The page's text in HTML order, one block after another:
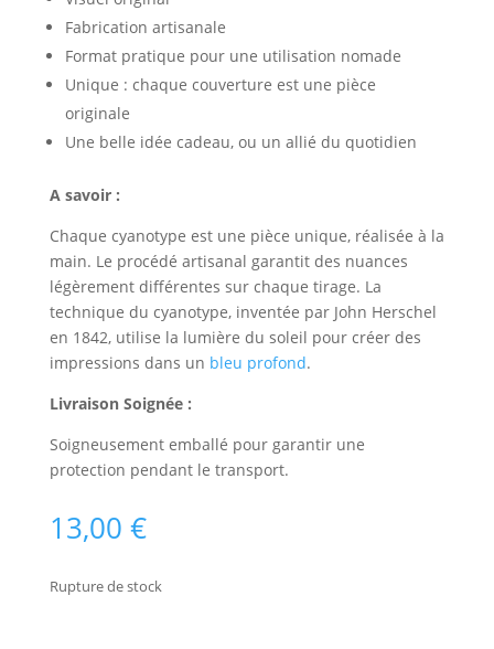
Fabrication artisanale
Format pratique pour une utilisation nomade
Unique : chaque couverture est une pièce
originale
Une belle idée cadeau, ou un allié du quotidien
A savoir :
Chaque cyanotype est une pièce unique, réalisée à la
main. Le procédé artisanal garantit des nuances
légèrement différentes sur chaque tirage. La
technique du cyanotype, inventée par John Herschel
en 1842, utilise la lumière du soleil pour créer des
impressions dans un bleu profond.
Livraison Soignée :
Soigneusement emballé pour garantir une
protection pendant le transport.
13,00 €
Rupture de stock